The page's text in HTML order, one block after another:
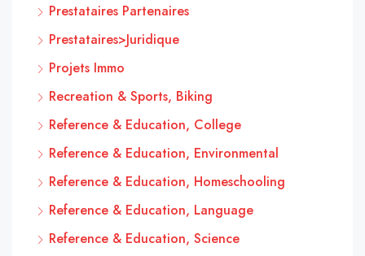
Prestataires Partenaires
Prestataires>Juridique
Projets Immo
Recreation & Sports, Biking
Reference & Education, College
Reference & Education, Environmental
Reference & Education, Homeschooling
Reference & Education, Language
Reference & Education, Science